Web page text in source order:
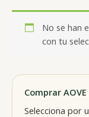
No se han
con tu
Comprar
Selecciona por